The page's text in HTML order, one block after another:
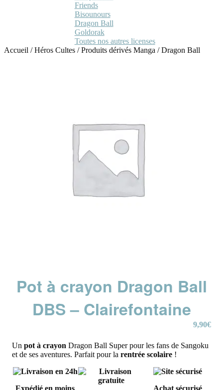
Friends
Bisounours
Dragon Ball
Goldorak
Toutes nos autres licenses
Accueil /Héros Cultes /Produits dérivés Manga /Dragon Ball
Pot à crayon Dragon Ball
DBS – Clairefontaine
9,90€
Un pot à crayon Dragon Ball Super pour les fans de Sangoku
et de ses aventures. Parfait pour la rentrée scolaire !
Expédié en moins Achat sécurisé